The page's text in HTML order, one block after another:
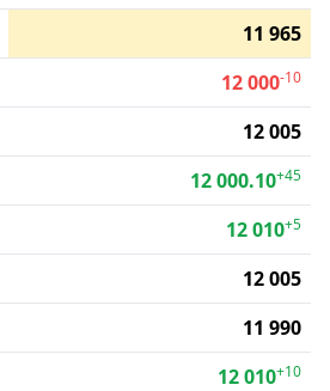
11 965
12 000-10
12 005
12 000.10+45
12 010+5
12 005
11 990
12 010+10